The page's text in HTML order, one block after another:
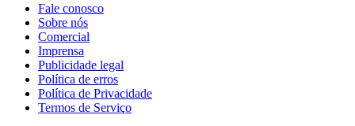
Fale conosco
Sobre nós
Comercial
Imprensa
Publicidade legal
Política de erros
Política de Privacidade
Termos de Serviço